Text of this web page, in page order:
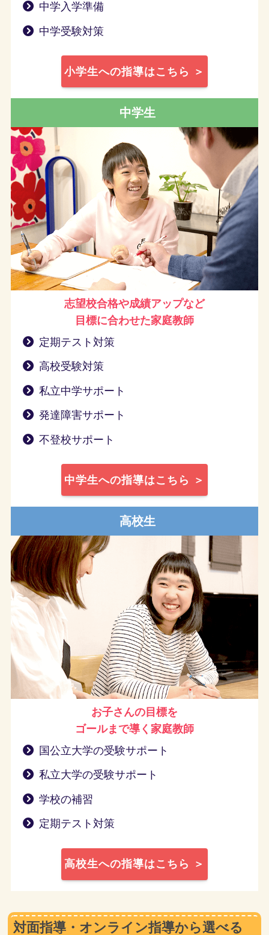
中学入学準備
中学受験対策
小学生への指導はこちら ＞
中学生
志望校合格や成績アップなど
目標に合わせた家庭教師
定期テスト対策
高校受験対策
私立中学サポート
発達障害サポート
不登校サポート
中学生への指導はこちら ＞
高校生
お子さんの目標を
ゴールまで導く 家庭教師
国公立大学の受験サポート
私立大学の受験サポート
学校の補習
定期テスト対策
高校生への指導はこちら ＞
対面指導・オンライン指導から選べる